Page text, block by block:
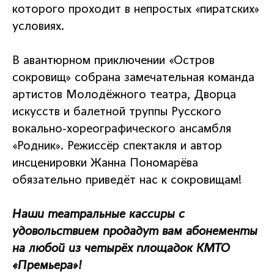
которого проходит в непростых «пиратских»
условиях.
В авантюрном приключении «Остров
сокровищ» собрана замечательная команда
артистов Молодёжного театра, Дворца
искусств и балетной труппы Русского
вокально-хореографического ансамбля
«Родник». Режиссёр спектакля и автор
инсценировки Жанна Пономарёва
обязательно приведёт нас к сокровищам!
Наши театральные кассиры с
удовольствием продадут вам абонементы
на любой из четырёх площадок КМТО
«Премьера»!